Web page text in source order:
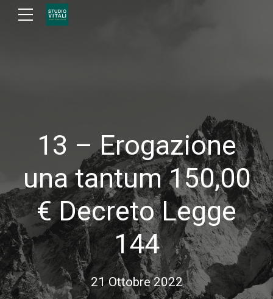
13 – Erogazione
una tantum 150,00
€ Decreto Legge
144
21 Ottobre 2022